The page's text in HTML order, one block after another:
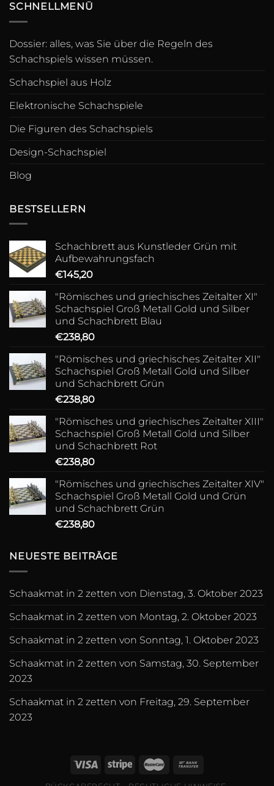
SCHNELLMENÜ
Dossier: alles, was Sie über die Regeln des
Schachspiels wissen müssen.
Schachspiel aus Holz
Elektronische Schachspiele
Die Figuren des Schachspiels
Design-Schachspiel
Blog
BESTSELLERN
Schachbrett aus Kunstleder Grün mit
Aufbewahrungsfach
€145,20
"Römisches und griechisches Zeitalter XI"
Schachspiel Groß Metall Gold und Silber
und Schachbrett Blau
€238,80
"Römisches und griechisches Zeitalter XII"
Schachspiel Groß Metall Gold und Silber
und Schachbrett Grün
€238,80
"Römisches und griechisches Zeitalter XIII"
Schachspiel Groß Metall Gold und Silber
und Schachbrett Rot
€238,80
"Römisches und griechisches Zeitalter XIV"
Schachspiel Groß Metall Gold und Grün
und Schachbrett Grün
€238,80
NEUESTE BEITRÄGE
Schaakmat in 2 zetten von Dienstag, 3. Oktober 2023
Schaakmat in 2 zetten von Montag, 2. Oktober 2023
Schaakmat in 2 zetten von Sonntag, 1. Oktober 2023
Schaakmat in 2 zetten von Samstag, 30. September
2023
Schaakmat in 2 zetten von Freitag, 29. September
2023